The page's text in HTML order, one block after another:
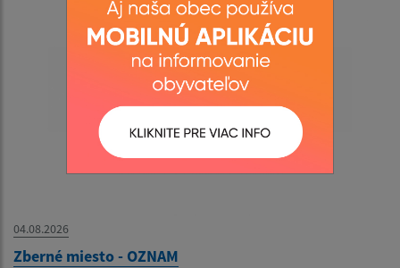
04.08.2026
Zberné miesto - OZNAM